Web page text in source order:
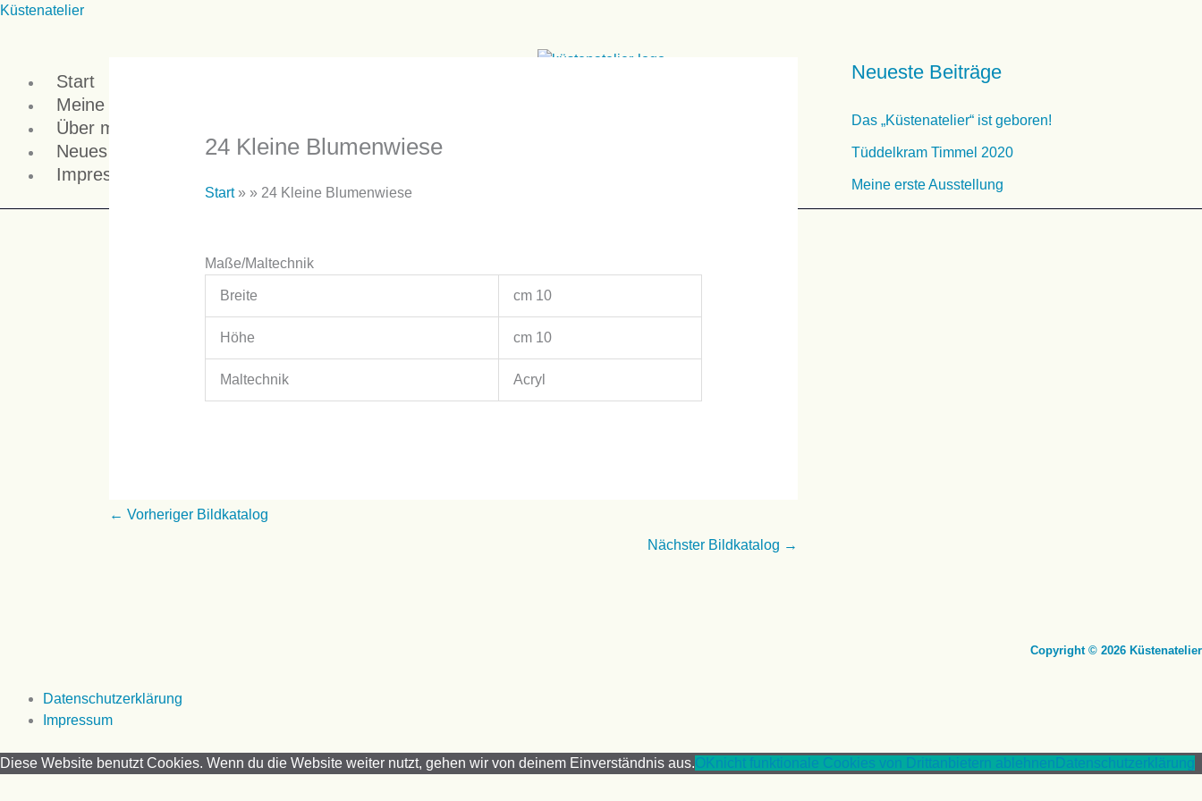
Zum
Küstenatelier
Menü
Start
Meine Arbeiten
Über mich
Neues
Impressum
24 Kleine Blumenwiese
Start» » 24 Kleine Blumenwiese
Maße/Maltechnik
Breite cm 10
Höhe cm 10
Maltechnik Acryl
← Vorheriger Bildkatalog
Nächster Bildkatalog →
Neueste Beiträge
Das „Küstenatelier“ ist geboren!
Tüddelkram Timmel 2020
Meine erste Ausstellung
Copyright © 2026 Küstenatelier
Datenschutzerklärung
Impressum
Diese Website benutzt Cookies. Wenn du die Website weiter nutzt, gehen wir von deinem Einverständnis aus.OKnicht funktionale Cookies von Drittanbietern ablehnen Datenschutzerklärung